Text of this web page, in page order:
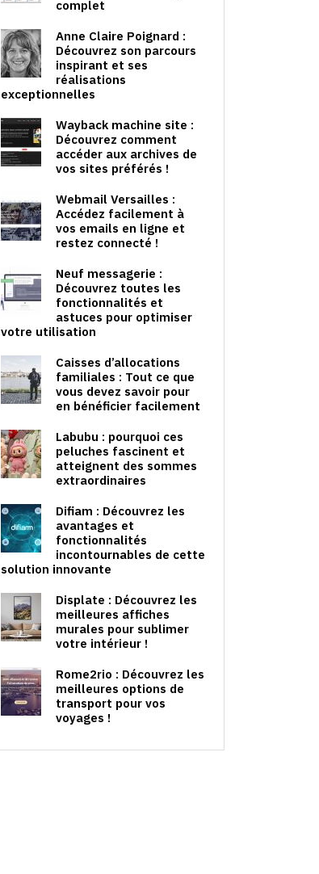
complet
Anne Claire Poignard :
Découvrez son parcours
inspirant et ses
réalisations
exceptionnelles
Wayback machine site :
Découvrez comment
accéder aux archives de
vos sites préférés !
Webmail Versailles :
Accédez facilement à
vos emails en ligne et
restez connecté !
Neuf messagerie :
Découvrez toutes les
fonctionnalités et
astuces pour optimiser
votre utilisation
Caisses d’allocations
familiales : Tout ce que
vous devez savoir pour
en bénéficier facilement
Labubu : pourquoi ces
peluches fascinent et
atteignent des sommes
extraordinaires
Difiam : Découvrez les
avantages et
fonctionnalités
incontournables de cette
solution innovante
Displate : Découvrez les
meilleures affiches
murales pour sublimer
votre intérieur !
Rome2rio : Découvrez les
meilleures options de
transport pour vos
voyages !